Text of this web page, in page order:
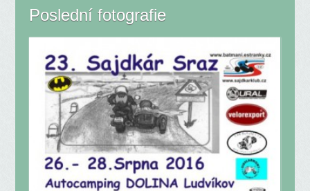
Poslední fotografie